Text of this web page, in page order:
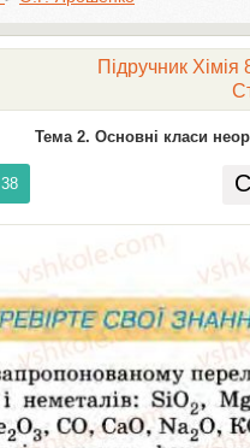
Підручник
Тема 2. Основні класи
38